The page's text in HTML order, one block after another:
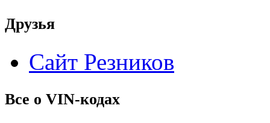
Друзья
Сайт Резников
Все о VIN-кодах